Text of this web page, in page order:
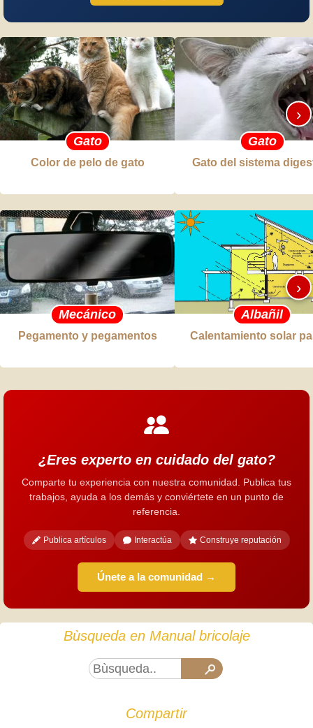
Gato
Color de pelo de gato
Gato
Gato del sistema
›
Mecánico
Pegamento y pegamentos
Albañil
Calentamiento solar
›
¿Eres experto en cuidado del gato?
Comparte tu experiencia con nuestra comunidad. Publica tus
trabajos, ayuda a los demás y conviértete en un punto de
referencia.
Publica artículos Interactúa Construye reputación
Únete a la comunidad →
Bùsqueda en Manual bricolaje
Compartir